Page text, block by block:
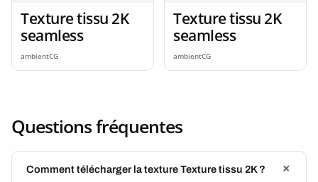
Texture tissu 2K
seamless
ambientCG
Texture tissu 2K
seamless
ambientCG
Questions fréquentes
Comment télécharger la texture Texture tissu 2K ?